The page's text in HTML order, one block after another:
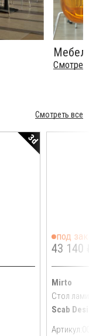
Смотреть все
3d
под
43 140
Mirto
Стол
Scab
Артикул: